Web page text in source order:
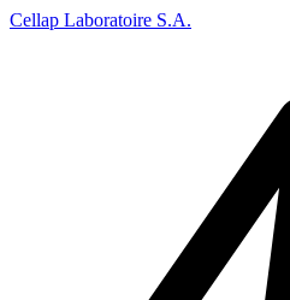
Cellap Laboratoire S.A.